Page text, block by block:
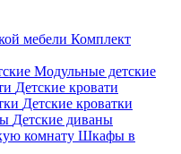
Комплект
Модульные детские
Детские кровати
Детские кроватки
Детские диваны
Шкафы в